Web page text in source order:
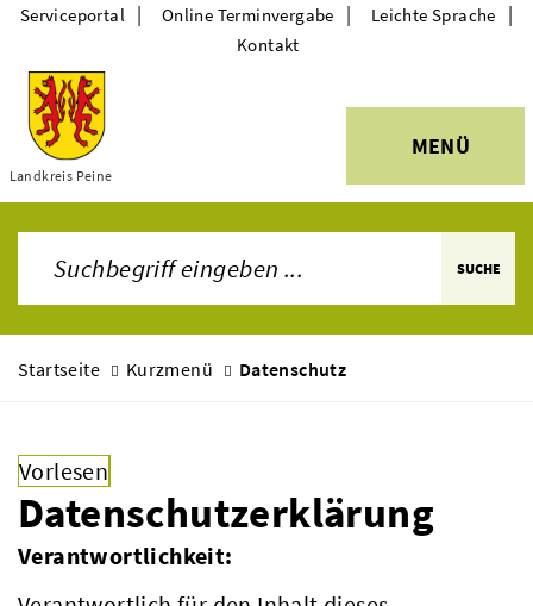
Themen
Landkreis Peine
MENÜ
Serviceportal | Online Terminvergabe | Leichte Sprache |
Kontakt
SUCHE
Startseite Kurzmenü Datenschutz
Vorlesen
Datenschutzerklärung
Verantwortlichkeit: